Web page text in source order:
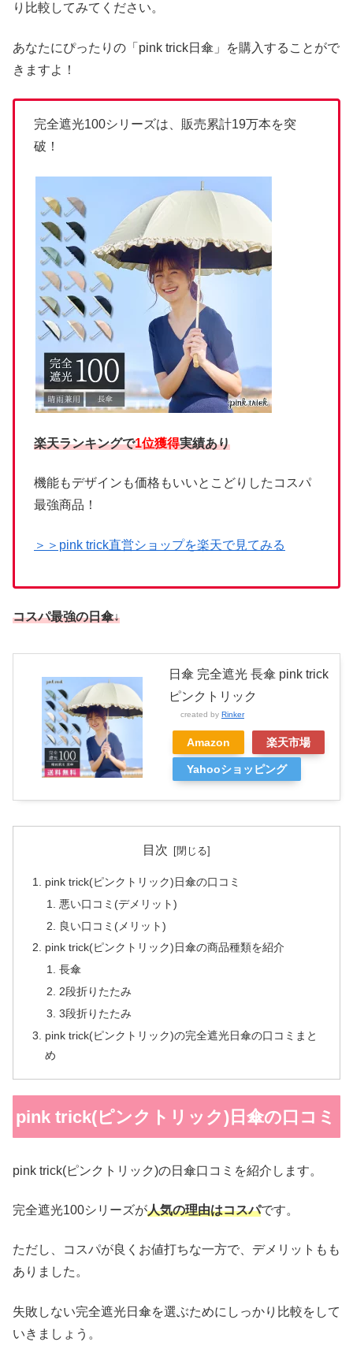
り比較してみてください。
あなたにぴったりの「pink trick日傘」を購入することがで
きますよ！
完全遮光100シリーズは、販売累計19万本を突
破！
楽天ランキングで1位獲得実績あり
機能もデザインも価格もいいとこどりしたコスパ
最強商品！
＞＞pink trick直営ショップを楽天で見てみる
コスパ最強の日傘↓
日傘 完全遮光 長傘 pink trick
ピンクトリック
created by Rinker
Amazon 楽天市場
Yahooショッピング
目次
pink trick(ピンクトリック)日傘の口コミ
悪い口コミ(デメリット)
良い口コミ(メリット)
pink trick(ピンクトリック)日傘の商品種類を紹介
長傘
2段折りたたみ
3段折りたたみ
pink trick(ピンクトリック)の完全遮光日傘の口コミまと
め
pink trick(ピンクトリック)日傘の口コミ
pink trick(ピンクトリック)の日傘口コミを紹介します。
完全遮光100シリーズが人気の理由はコスパです。
ただし、コスパが良くお値打ちな一方で、デメリットもも
ありました。
失敗しない完全遮光日傘を選ぶためにしっかり比較をして
いきましょう。